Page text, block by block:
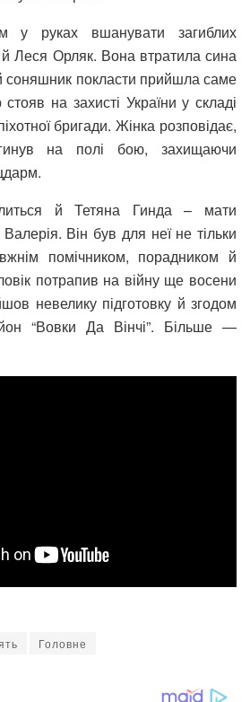
у руках вшанувати загиблих
Леся Орляк. Вона втратила сина
соняшник покласти прийшла саме
на захисті України у складі
бригади. Жінка розповідає,
на полі бою, захищаючи
й Тетяна Гинда – мати
Він був для неї не тільки
помічником, порадником й
потрапив на війну ще восени
невелику підготовку й згодом
“Вовки Да Вінчі”. Більше —
Головне